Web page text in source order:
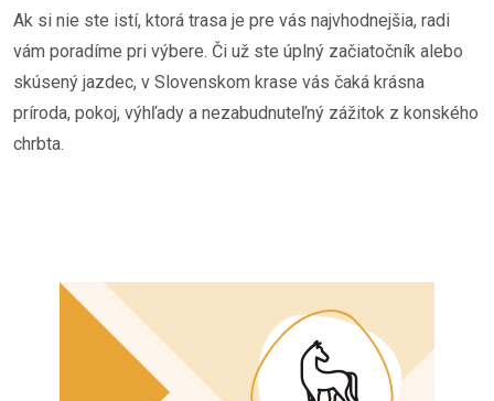
Ak si nie ste istí, ktorá trasa je pre vás najvhodnejšia, radi
vám poradíme pri výbere. Či už ste úplný začiatočník alebo
skúsený jazdec, v Slovenskom krase vás čaká krásna
príroda, pokoj, výhľady a nezabudnuteľný zážitok z konského
chrbta.